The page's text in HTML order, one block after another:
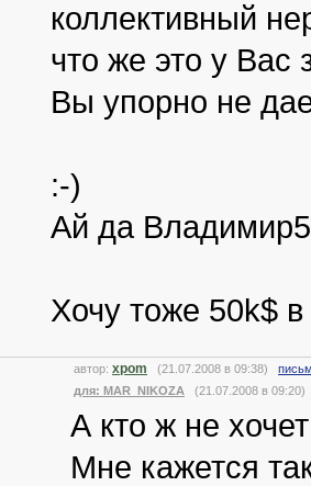
коллективный
что же это у Вас
Вы упорно не
:-)
Ай да
Хочу тоже 50k$
автор: xpom (21.07.2008 в 09:38)
для: MAR_NIKOZA (21.07.2008 в 09:20)
А кто ж не
Мне кажется